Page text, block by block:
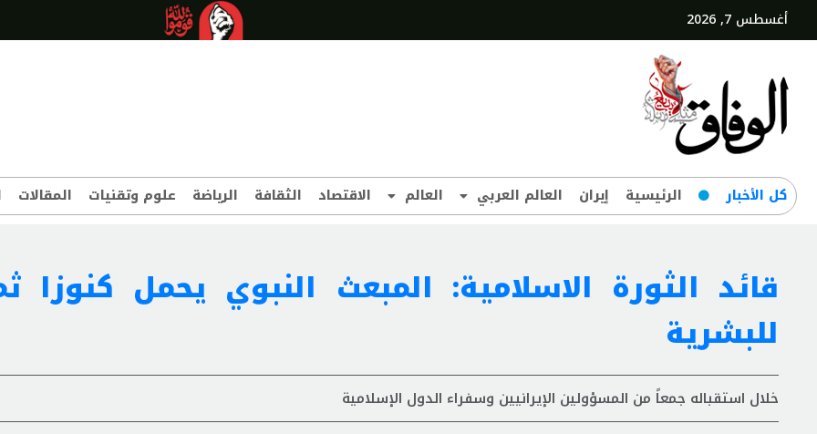
أغسطس 7, 2026
کل‌ الأخبار الرئيسية إيران العالم العربي العالم الاقتصاد الثقافة الرياضة علوم وتقنيات المقالات
قائد الثورة الاسلامية: المبعث النبوي يحمل كنوزا
للبشرية
خلال استقباله جمعاً من المسؤولين الإيرانيين وسفراء الدول الإسلامية